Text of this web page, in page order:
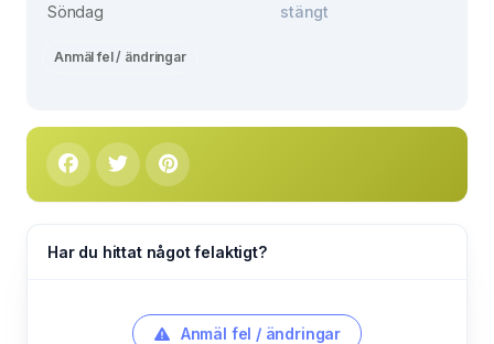
Söndag stängt
Anmäl fel / ändringar
Har du hittat något felaktigt?
Anmäl fel / ändringar